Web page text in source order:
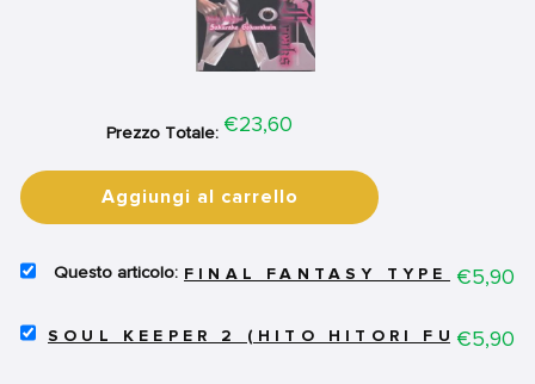
Prezzo Totale: Price
€23,60
Aggiungi al carrello
SELECT
TYPE
FINAL FANTASY TYPE 0Price
€5,90
SELECT
SOUL KEEPER 2 (HITO HITORI FUTARI)
Price
€5,90